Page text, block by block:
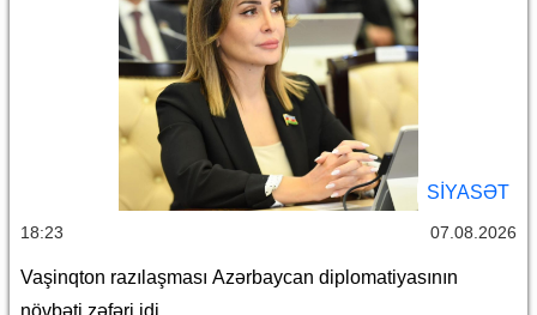
SİYASƏT
18:23 07.08.2026
Vaşinqton razılaşması Azərbaycan diplomatiyasının